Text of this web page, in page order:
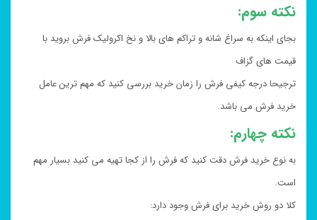
نکته سوم:
بجای اینکه به سراغ شانه و تراکم های بالا و نخ اکرولیک فرش بروید با
قیمت های گزاف
ترجیحا درجه کیفی فرش را زمان خرید بررسی کنید که مهم ترین عامل
خرید فرش می باشد.
نکته چهارم:
به نوع خرید فرش دقت کنید که فرش را از کجا تهیه می کنید بسیار مهم
است.
کلا دو روش خرید برای فرش وجود دارد: